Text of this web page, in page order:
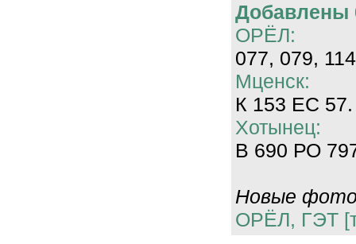
Добавлены
ОРЁЛ:
077, 079,
Мценск:
К 153 ЕС 57.
Хотынец:
В 690 РО
Новые
ОРЁЛ, ГЭТ